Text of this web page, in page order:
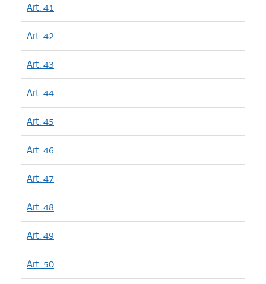
Art. 41
Art. 42
Art. 43
Art. 44
Art. 45
Art. 46
Art. 47
Art. 48
Art. 49
Art. 50